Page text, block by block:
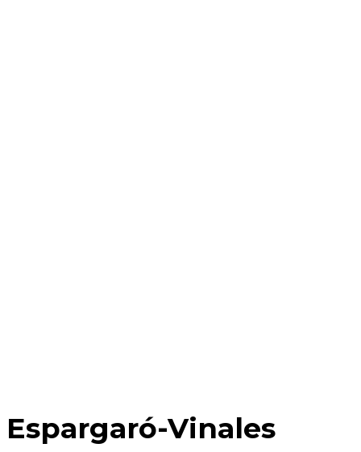
Espargaró-Vinales